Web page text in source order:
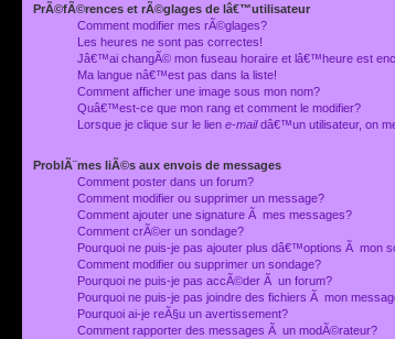
PrÃ©fÃ©rences et rÃ©glages de lâ€™utilisateur
Comment modifier mes rÃ©glages?
Les heures ne sont pas correctes!
Jâ€™ai changÃ© mon fuseau horaire et lâ€™heure est
Ma langue nâ€™est pas dans la liste!
Comment afficher une image sous mon nom?
Quâ€™est-ce que mon rang et comment le modifier?
Lorsque je clique sur le lien e-maildâ€™un utilisateur, on
ProblÃ¨mes liÃ©s aux envois de messages
Comment poster dans un forum?
Comment modifier ou supprimer un message?
Comment ajouter une signature Ã mes messages?
Comment crÃ©er un sondage?
Pourquoi ne puis-je pas ajouter plus dâ€™options Ã mon
Comment modifier ou supprimer un sondage?
Pourquoi ne puis-je pas accÃ©der Ã un forum?
Pourquoi ne puis-je pas joindre des fichiers Ã mon
Pourquoi ai-je reÃ§u un avertissement?
Comment rapporter des messages Ã un modÃ©rateur?